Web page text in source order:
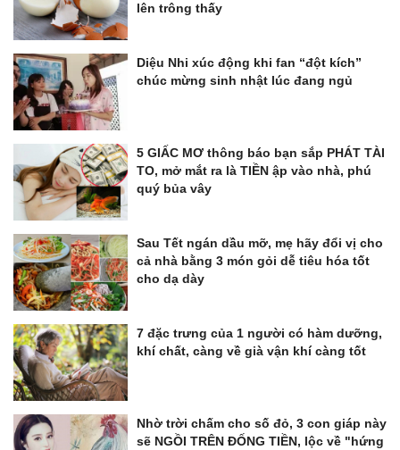
lên trông thấy
Diệu Nhi xúc động khi fan “đột kích”
chúc mừng sinh nhật lúc đang ngủ
5 GIẤC MƠ thông báo bạn sắp PHÁT TÀI
TO, mở mắt ra là TIỀN ập vào nhà, phú
quý bủa vây
Sau Tết ngán dầu mỡ, mẹ hãy đổi vị cho
cả nhà bằng 3 món gỏi dễ tiêu hóa tốt
cho dạ dày
7 đặc trưng của 1 người có hàm dưỡng,
khí chất, càng về già vận khí càng tốt
Nhờ trời chấm cho số đỏ, 3 con giáp này
sẽ NGỒI TRÊN ĐỐNG TIỀN, lộc về "hứng